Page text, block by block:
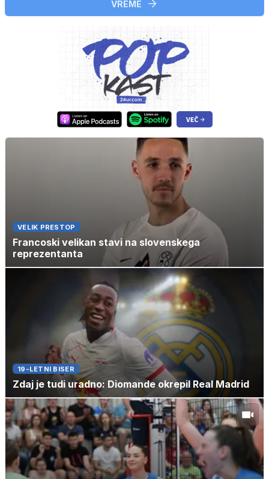
VREME
VELIK PRESTOP
Francoski velikan stavi na slovenskega
reprezentanta
19-LETNI BISER
Zdaj je tudi uradno: Diomande okrepil Real Madrid